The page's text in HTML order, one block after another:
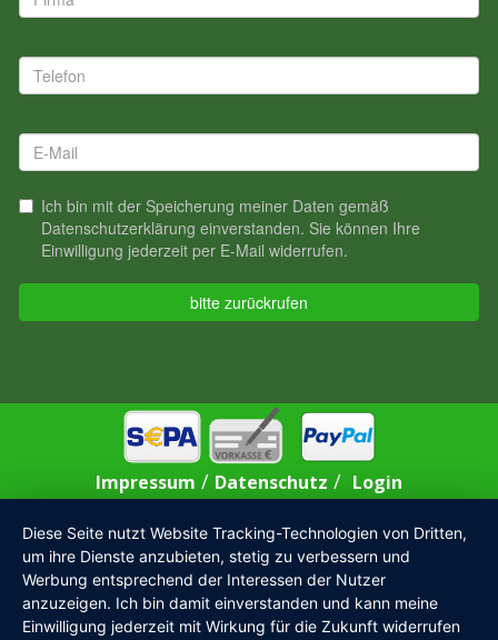
Impressum / Datenschutz / Login
Diese Seite nutzt Website Tracking-Technologien von Dritten,
um ihre Dienste anzubieten, stetig zu verbessern und
Werbung entsprechend der Interessen der Nutzer
anzuzeigen. Ich bin damit einverstanden und kann meine
Einwilligung jederzeit mit Wirkung für die Zukunft widerrufen